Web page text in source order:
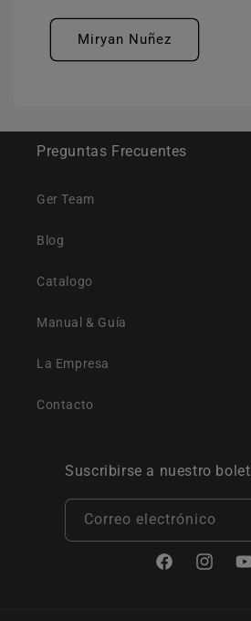
Miryan Nuñez
Preguntas Frecuentes
Ger Team
Blog
Catalogo
Manual & Guía
La Empresa
Contacto
Suscribirse a nuestro
Correo electrónico
Facebook